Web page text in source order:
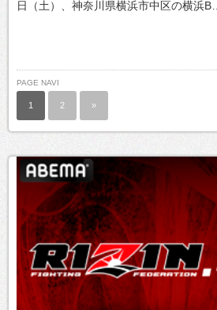
日（土）、神奈川県横浜市中区の横浜B…
PAGE NAVI
1 2 »